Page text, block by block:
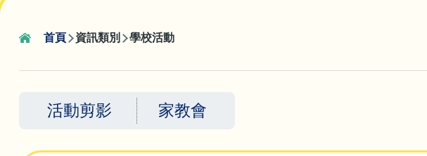
navigation
導
連
首頁 資訊類別 學校活動
活動剪影 家教會